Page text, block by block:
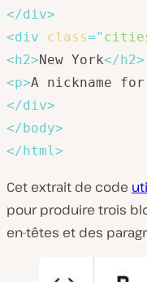
</div>
<div class="
<h2>New York</h2>
<p>A nickname
</div>
</body>
</html>
Cet extrait de code
pour produire trois
en-têtes et des